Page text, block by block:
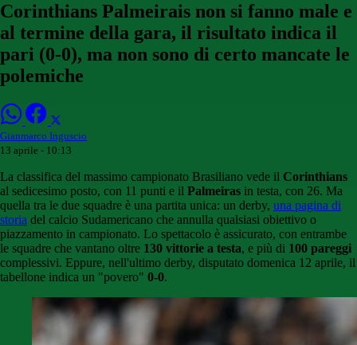
Corinthians Palmeirais non si fanno male e
al termine della gara, il risultato indica il
pari (0-0), ma non sono di certo mancate le
polemiche
Gianmarco Inguscio
13 aprile - 10:13
La classifica del massimo campionato Brasiliano vede il Corinthians
al sedicesimo posto, con 11 punti e il Palmeiras in testa, con 26. Ma
quella tra le due squadre è una partita unica: un derby, una pagina di
storia del calcio Sudamericano che annulla qualsiasi obiettivo o
piazzamento in campionato. Lo spettacolo è assicurato, con entrambe
le squadre che vantano oltre 130 vittorie a testa, e più di 100 pareggi
complessivi. Eppure, nell'ultimo derby, disputato domenica 12 aprile, il
tabellone indica un "povero" 0-0.